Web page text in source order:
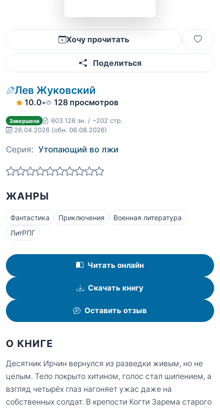
Хочу прочитать
Поделиться
Лев Жуковский
10.0• 128 просмотров
Завершена
603 126 зн. / ~202 стр.
26.04.2026 (обн. 06.08.2026)
Серия: Утопающий во лжи
ЖАНРЫ
Фантастика Приключения
Военная литература
ЛитРПГ
Читать онлайн
Скачать книгу
Оставить отзыв
О КНИГЕ
Десятник Ирчин вернулся из разведки живым, но не
целым. Тело покрыто хитином, голос стал шипением, а
взгляд четырёх глаз нагоняет ужас даже на
собственных солдат. В крепости Когти Зарема старого